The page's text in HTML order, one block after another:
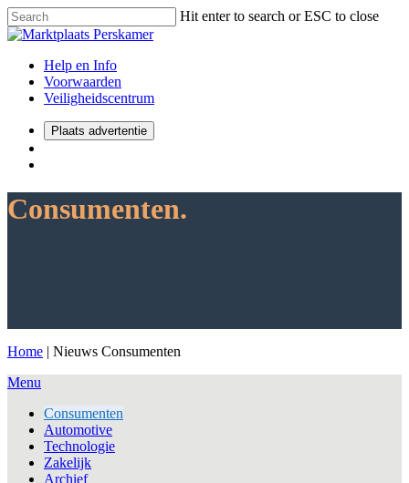
Hit enter to search or ESC to close
Help en Info
Voorwaarden
Veiligheidscentrum
Plaats advertentie
Consumenten.
Home | Nieuws Consumenten
Menu
Consumenten
Automotive
Technologie
Zakelijk
Archief